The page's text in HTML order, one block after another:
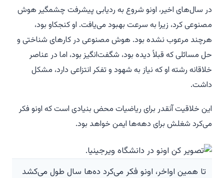
در سال‌های اخیر، اونو شروع به ردیابی پیشرفت چشمگیر هوش
مصنوعی کرد، زیرا به سرعت بهبود می‌یافت. او کنجکاو بود،
هرچند مرعوب نشده بود. هوش مصنوعی در کارهای شناختی و
حل مسائلی که قبلاً دیده بود، شگفت‌انگیز بود، اما در عناصر
خلاقانه رشته او که نیاز به شهود و تفکر انتزاعی دارد، مشکل
داشت.
این خلاقیت آنقدر برای ریاضیات محض بنیادی است که اونو فکر
می‌کرد شغلش برای دهه‌ها ایمن خواهد بود.
تا همین اواخر، اونو فکر می‌کرد ده‌ها سال طول می‌کشد